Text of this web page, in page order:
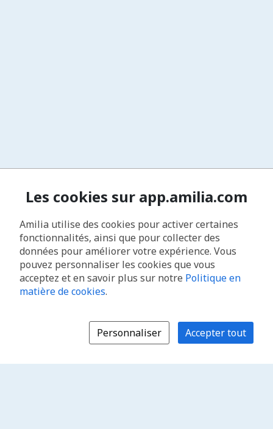
Les cookies sur app.amilia.com
Amilia utilise des cookies pour activer certaines
fonctionnalités, ainsi que pour collecter des
données pour améliorer votre expérience. Vous
pouvez personnaliser les cookies que vous
acceptez et en savoir plus sur notre Politique en
matière de cookies.
Personnaliser Accepter tout